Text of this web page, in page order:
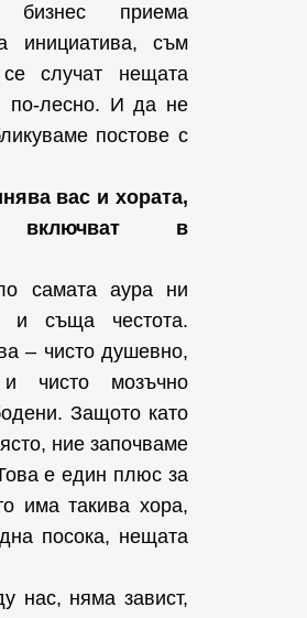
бизнес приема
инициатива, съм
случат нещата
по-лесно. И да не
постове с
вас и хората,
в
самата аура ни
и съща честота.
– чисто душевно,
чисто мозъчно
Защото като
ние започваме
е един плюс за
има такива хора,
посока, нещата
нас, няма завист,